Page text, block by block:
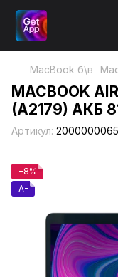
MacBook б\в
MACBOOK
(A2179) АКБ
Артикул:
−8%
A-